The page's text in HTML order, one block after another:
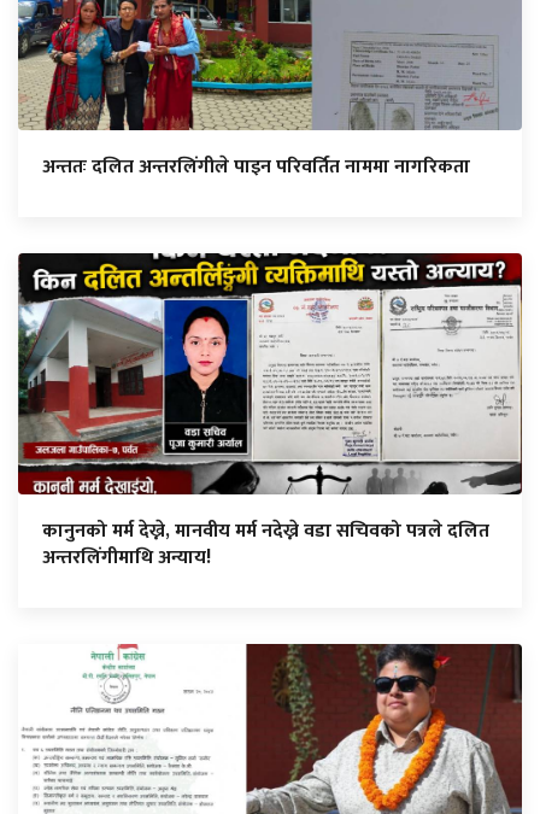
अन्ततः दलित अन्तरलिंगीले पाइन परिवर्तित नाममा नागरिकता
कानुनको मर्म देख्ने, मानवीय मर्म नदेख्ने वडा सचिवको पत्रले दलित
अन्तरलिंगीमाथि अन्याय!